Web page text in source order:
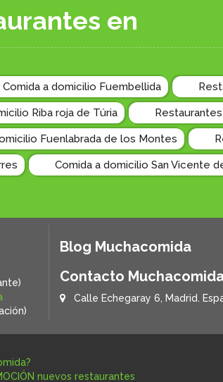
en
Comida a domicilio Fuembellida
Riba roja de Túria
Fuenlabrada de los Montes
Comida a domicilio San Vicente
Blog Muchacomida
Contacto
Calle Echegaray 6, Madrid.
nuevos restaurantes